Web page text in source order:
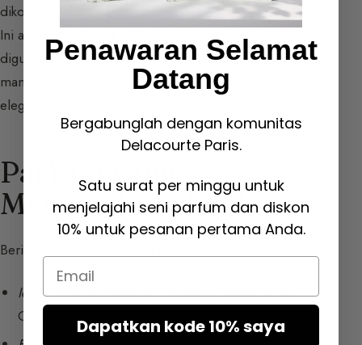
dikombinasikan dengan bunga lain ( lihat Famili floral
Ini adalah nota yang sulit dikerjakan karena banyak
digunakan dalam wewangian ruangan,lilin, dan gel
mandi; karenanya tidak dianggap sebagai nota yang
elegan dan dinilai kurang sofistikasi.
Parfum yang
Mengandung Lilak
Berikut daftar parfum yang mengandung lilak:
Idylle,Chants d’Arômes,Champs Elyséeskarya
Guerlain
Penawaran Selamat
Datang
Bergabunglah dengan komunitas
Delacourte Paris.
Satu surat per minggu untuk
menjelajahi seni parfum dan diskon
10% untuk pesanan pertama Anda.
Email
Dapatkan kode 10% saya